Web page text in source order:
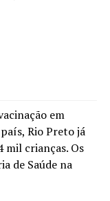
em
Rio Preto já
mil crianças. Os
de Saúde na